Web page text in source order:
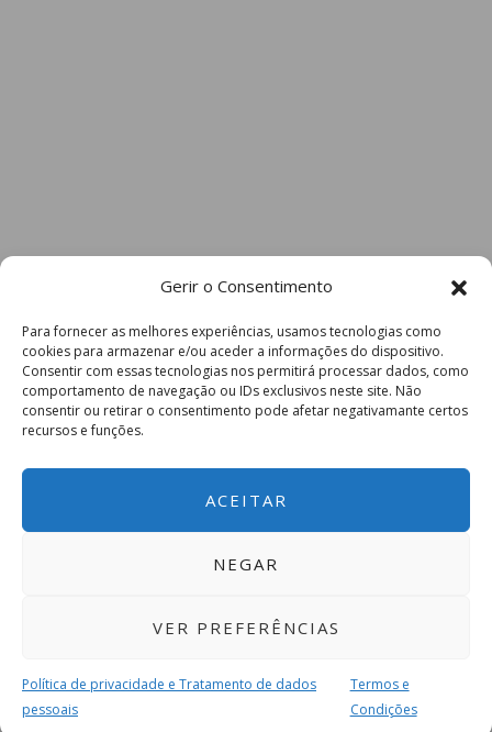
Gerir o Consentimento
Para fornecer as melhores experiências, usamos tecnologias como
cookies para armazenar e/ou aceder a informações do dispositivo.
Consentir com essas tecnologias nos permitirá processar dados, como
comportamento de navegação ou IDs exclusivos neste site. Não
consentir ou retirar o consentimento pode afetar negativamante certos
recursos e funções.
ACEITAR
NEGAR
VER PREFERÊNCIAS
Política de privacidade e Tratamento de dados
pessoais
Termos e
Condições